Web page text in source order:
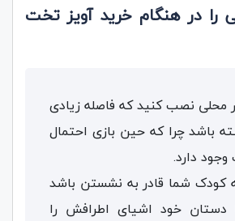
را در هنگام خرید آویز تخت
محلی نصب کنید که فاصله زیادی
باشد چرا که حین بازی احتمال
دارد.
کودک شما قادر به نشستن باشد
دستان خود اشیای اطرافش را